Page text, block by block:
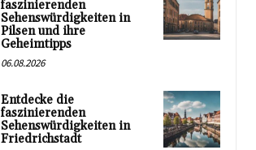
faszinierenden
Sehenswürdigkeiten in
Pilsen und ihre
Geheimtipps
06.08.2026
Entdecke die
faszinierenden
Sehenswürdigkeiten in
Friedrichstadt